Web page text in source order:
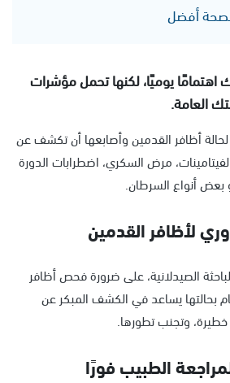
لصحة أفضل
اهتمامًا يوميًا، لكنها تحمل مؤشرات
العامة.
أظافر القدمين وأصابعها أن تكشف عن
مرض السكري، اضطرابات الدورة
بعض أنواع السرطان.
لأظافر القدمين
الصيدلانية، على ضرورة فحص أظافر
بحالتها يساعد في الكشف المبكر عن
وتجنب تطورها.